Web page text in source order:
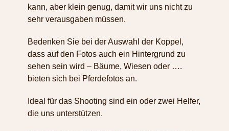
kann, aber klein genug, damit wir uns nicht zu
sehr verausgaben müssen.
Bedenken Sie bei der Auswahl der Koppel,
dass auf den Fotos auch ein Hintergrund zu
sehen sein wird – Bäume, Wiesen oder ….
bieten sich bei Pferdefotos an.
Ideal für das Shooting sind ein oder zwei Helfer,
die uns unterstützen.